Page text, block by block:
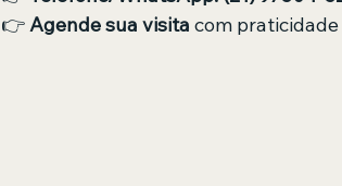
👉 Agende sua visita com